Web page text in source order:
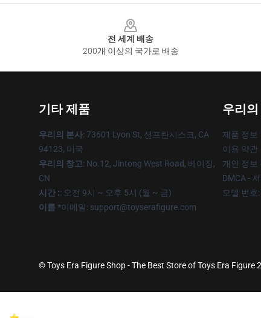
전 세계 배송
200개 이상의 국가로 배송
기타 제품
우리의 본사: 73601 Lyon St, 샌프란시스코, CA
94123, 미국
우리의 창고: No.12, Jintong West Road, 베이징,
CN
시간 :: 오전 9시 ~ 오후 5시 (월 ~ 금)
이름 *이메일: support@toyserafigure.com
우리
제품 정보
이용 약관
개인 정보
DMCA -
모델 번호
© Toys Era Figure Shop - The Best Store of Toys Era Figure